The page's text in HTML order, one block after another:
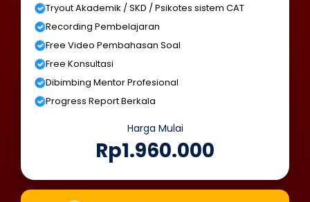
Tryout Akademik / SKD / Psikotes sistem CAT
Recording Pembelajaran
Free Video Pembahasan Soal
Free Konsultasi
Dibimbing Mentor Profesional
Progress Report Berkala
Harga Mulai
Rp1.960.000